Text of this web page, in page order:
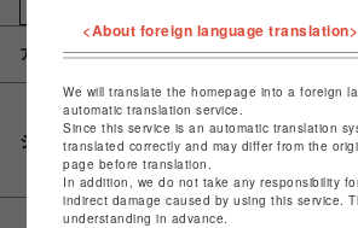
アイテム説明 / 素材
シェアする
<About foreign language translation>
We will translate the homepage into a foreign
automatic translation service.
Since this service is an automatic translation
translated correctly and may differ from the
page before translation.
In addition, we do not take any responsibility
indirect damage caused by using this service.
understanding in advance.